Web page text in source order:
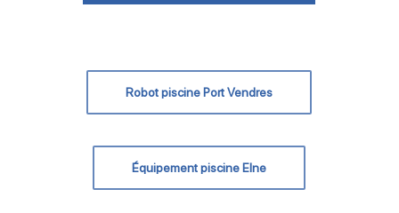
Robot piscine Port Vendres
Équipement piscine Elne